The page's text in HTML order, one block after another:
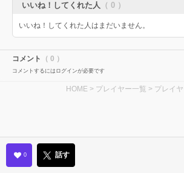
いいね！してくれた人 （ 0 ）
いいね！してくれた人はまだいません。
コメント （ 0 ）
コメントするにはログインが必要です
HOME > プレイヤー一覧 > プレイ
0 話す